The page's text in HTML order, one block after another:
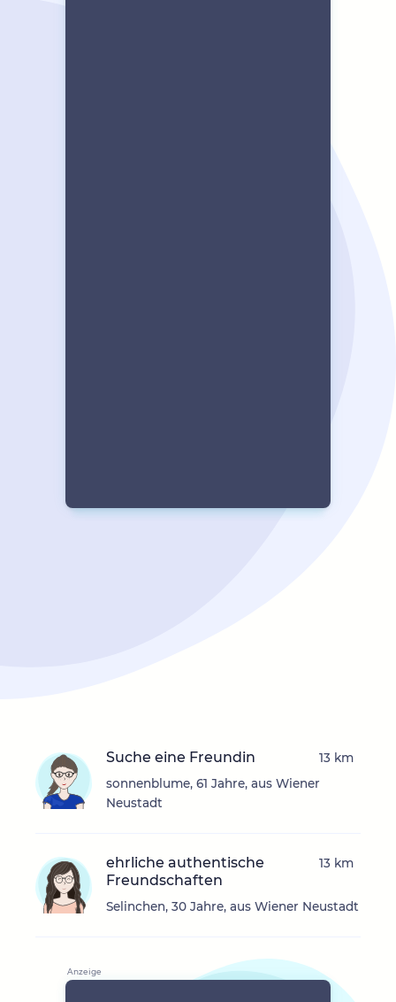
Suche eine Freundin
sonnenblume, 61 Jahre, aus Wiener
Neustadt
13 km
ehrliche authentische
Freundschaften
Selinchen, 30 Jahre, aus Wiener Neustadt
13 km